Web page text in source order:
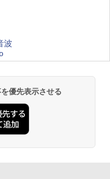
波
優先表示させる